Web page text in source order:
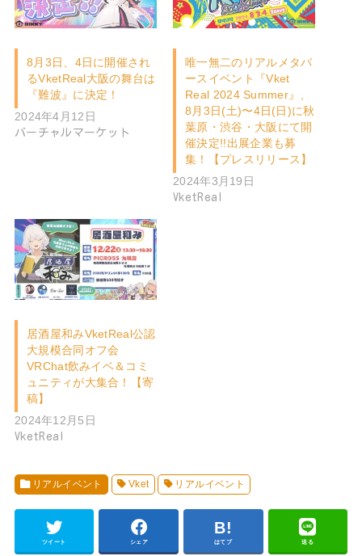
8月3日、4日に開催され
るVketReal大阪の舞台は
『難波』に決定！
2024年4月12日
バーチャルマーケット
唯一無二のリアルメタバ
ースイベント『Vket
Real 2024 Summer』、
8月3日(土)〜4日(日)に秋
葉原・渋谷・大阪にて開
催決定!!出展企業も募
集！【プレスリリース】
2024年3月19日
VketReal
居酒屋和みVketReal公認
大規模合同オフ会
VRChat飲みイベ＆コミ
ュニティが大集合！【寄
稿】
2024年12月5日
VketReal
リアルイベント Vket リアルイベント
ツイート シェア はてブ 送る